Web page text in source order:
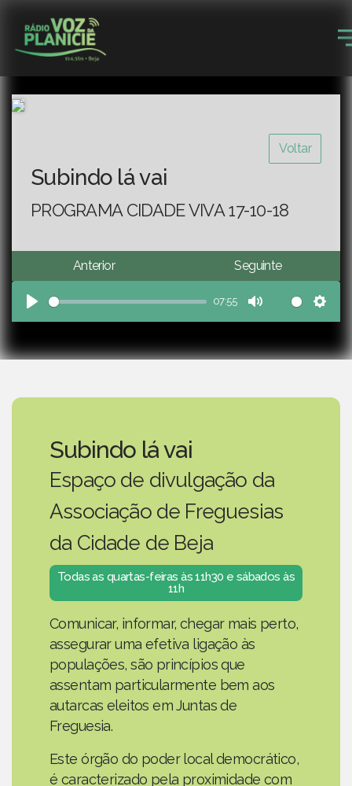
Voltar
Subindo lá vai
PROGRAMA CIDADE VIVA 17-10-18
Anterior Seguinte
Play
07:55
Mute
Subindo lá vai
Espaço de divulgação da
Associação de Freguesias
da Cidade de Beja
Todas as quartas-feiras às 11h30 e sábados às
11h
Comunicar, informar, chegar mais perto,
assegurar uma efetiva ligação às
populações, são princípios que
assentam particularmente bem aos
autarcas eleitos em Juntas de
Freguesia.
Este órgão do poder local democrático,
é caracterizado pela proximidade com